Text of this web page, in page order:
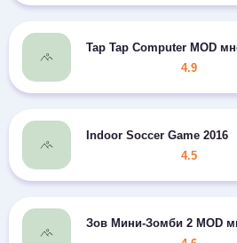
Tap Tap Computer MOD
4.9
Indoor Soccer Game 2016
4.5
Зов Мини-Зомби 2 MOD